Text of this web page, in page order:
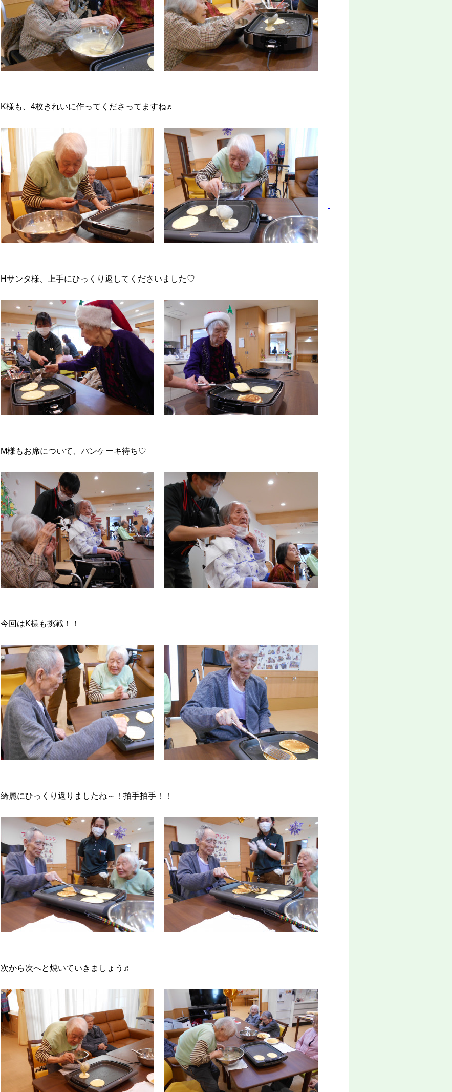
K様も、4枚きれいに作ってくださってますね♬
Hサンタ様、上手にひっくり返してくださいました♡
M様もお席について、パンケーキ待ち♡
今回はK様も挑戦！！
綺麗にひっくり返りましたね～！拍手拍手！！
次から次へと焼いていきましょう♬